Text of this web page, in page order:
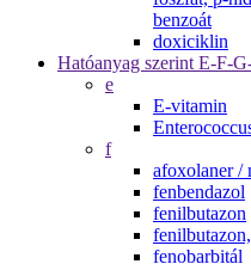
benzoát
doxiciklin
Hatóanyag szerint E-F-
e
E-vitamin
f
afoxolaner /
fenbendazol
fenilbutazon
fenobarbitál